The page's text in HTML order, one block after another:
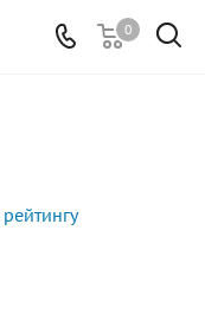
0
рейтингу